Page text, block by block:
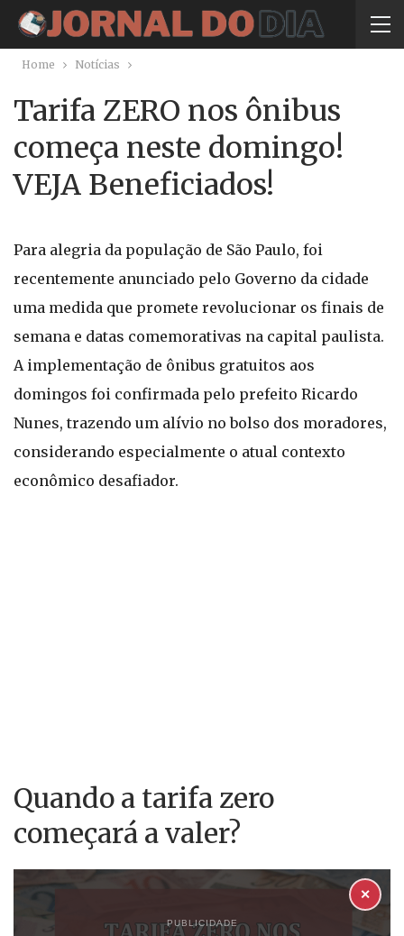
Home Notícias
Tarifa ZERO nos ônibus
começa neste domingo!
VEJA Beneficiados!
Para alegria da população de São Paulo, foi
recentemente anunciado pelo Governo da cidade
uma medida que promete revolucionar os finais de
semana e datas comemorativas na capital paulista.
A implementação de ônibus gratuitos aos
domingos foi confirmada pelo prefeito Ricardo
Nunes, trazendo um alívio no bolso dos moradores,
considerando especialmente o atual contexto
econômico desafiador.
Quando a tarifa zero
começará a valer?
PUBLICIDADE
✕